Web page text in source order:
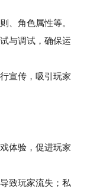
角色属性等。
与调试，确保运
宣传，吸引玩家
体验，促进玩家
致玩家流失；私